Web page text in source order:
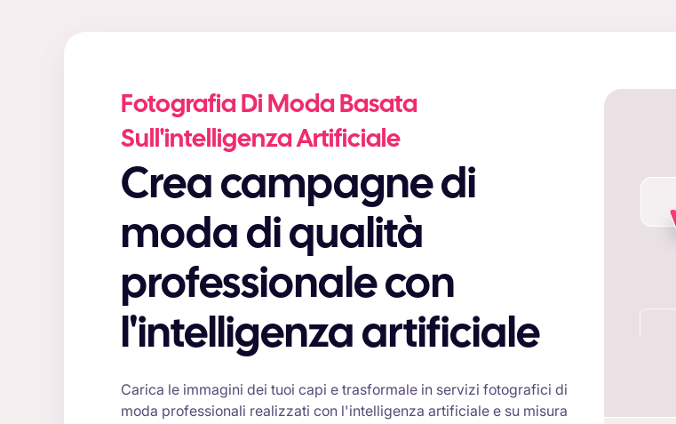
Fotografia Di Moda Basata
Sull'intelligenza Artificiale
Crea campagne di
moda di qualità
professionale con
l'intelligenza artificiale
Carica le immagini dei tuoi capi e trasformale in servizi fotografici di
moda professionali realizzati con l'intelligenza artificiale e su misura